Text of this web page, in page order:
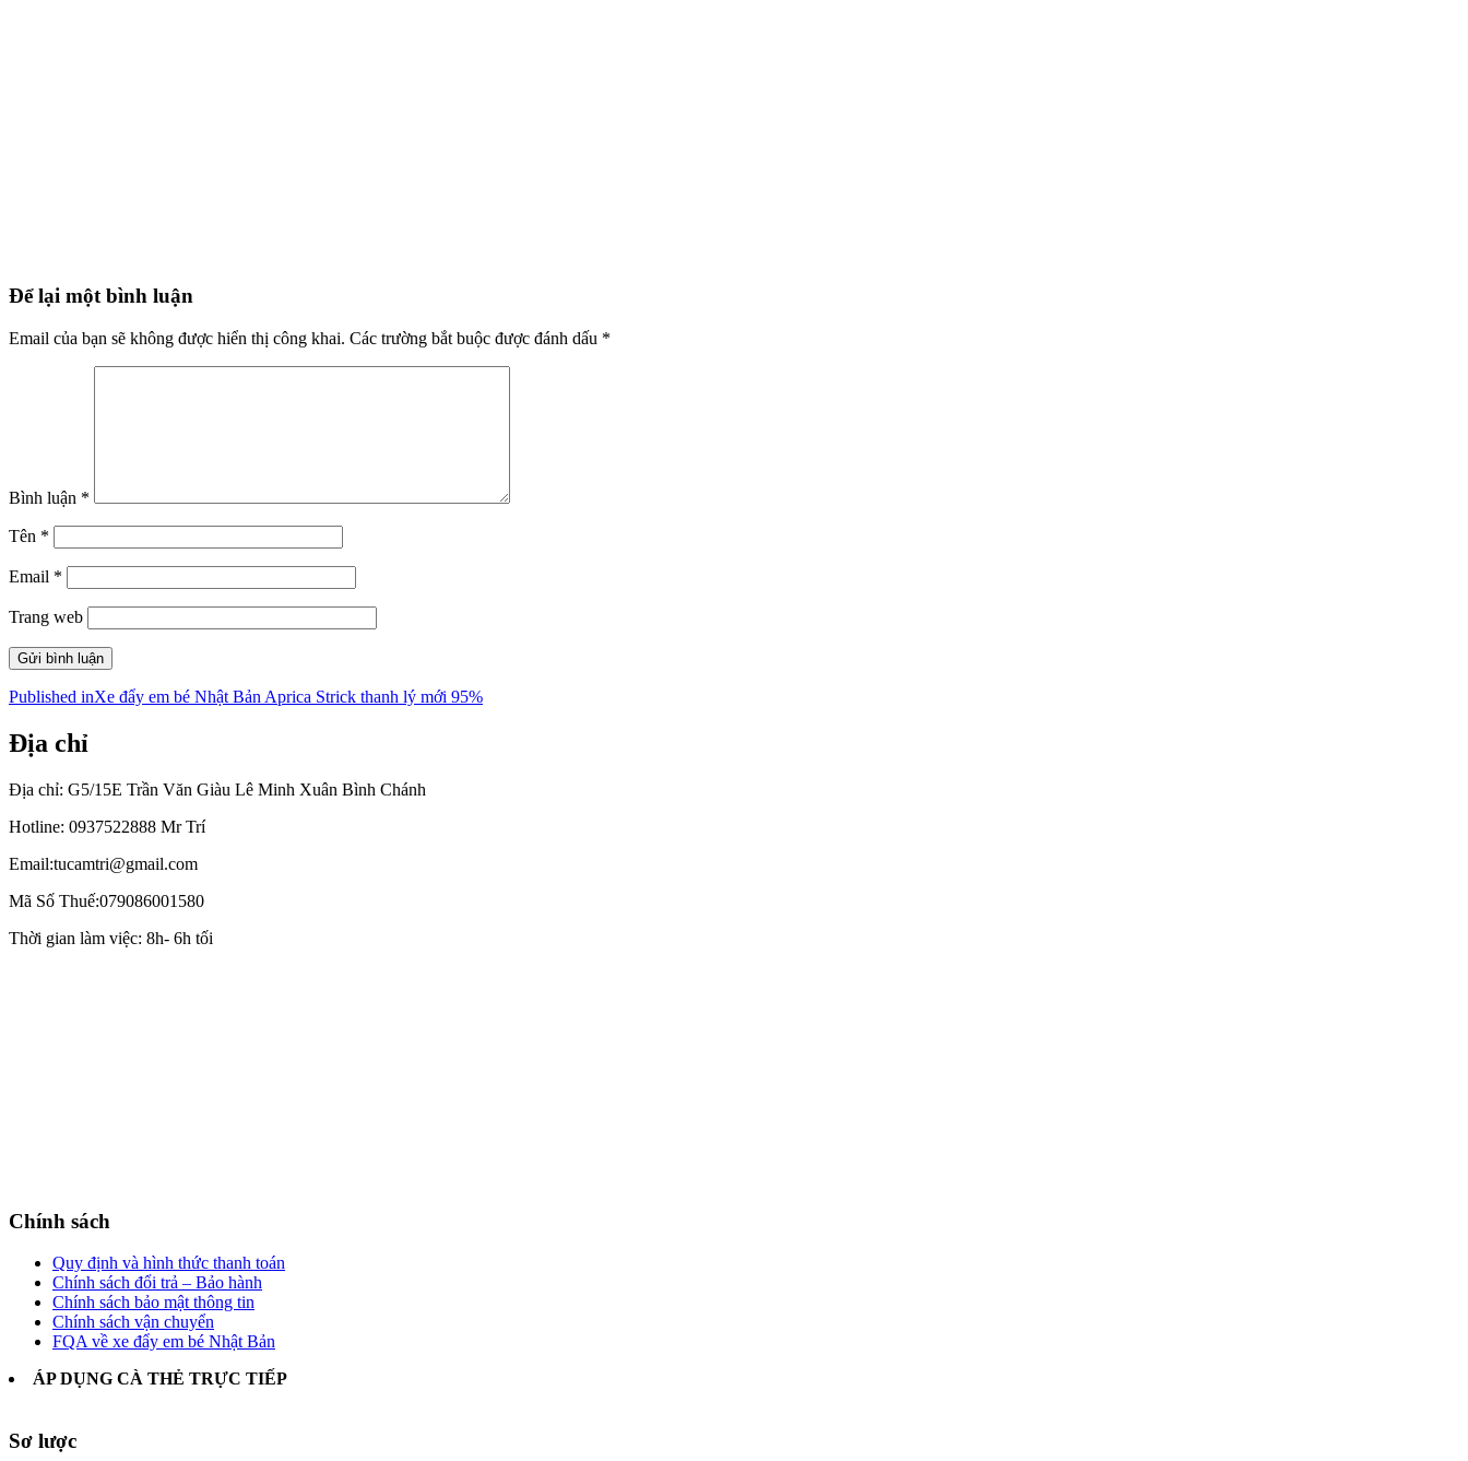
Để lại một bình luận
Email của bạn sẽ không được hiển thị công khai. Các trường bắt buộc được đánh dấu *
Bình luận *
Tên *
Email *
Trang web
Điều
hướng
bài
viết
Published inXe đẩy em bé Nhật Bản Aprica Strick thanh lý mới 95%
Địa chỉ
Địa chỉ: G5/15E Trần Văn Giàu Lê Minh Xuân Bình Chánh
Hotline: 0937522888 Mr Trí
Email:tucamtri@gmail.com
Mã Số Thuế:079086001580
Thời gian làm việc: 8h- 6h tối
Chính sách
Quy định và hình thức thanh toán
Chính sách đổi trả – Bảo hành
Chính sách bảo mật thông tin
Chính sách vận chuyển
FQA về xe đẩy em bé Nhật Bản
ÁP DỤNG CÀ THẺ TRỰC TIẾP
Sơ lược